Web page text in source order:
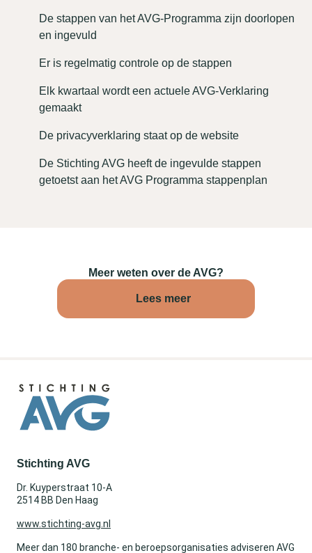
De stappen van het AVG-Programma zijn doorlopen
en ingevuld
Er is regelmatig controle op de stappen
Elk kwartaal wordt een actuele AVG-Verklaring
gemaakt
De privacyverklaring staat op de website
De Stichting AVG heeft de ingevulde stappen
getoetst aan het AVG Programma stappenplan
Meer weten over de AVG?
Lees meer
Stichting AVG
Dr. Kuyperstraat 10-A
2514 BB Den Haag
www.stichting-avg.nl
Meer dan 180 branche- en beroepsorganisaties adviseren AVG